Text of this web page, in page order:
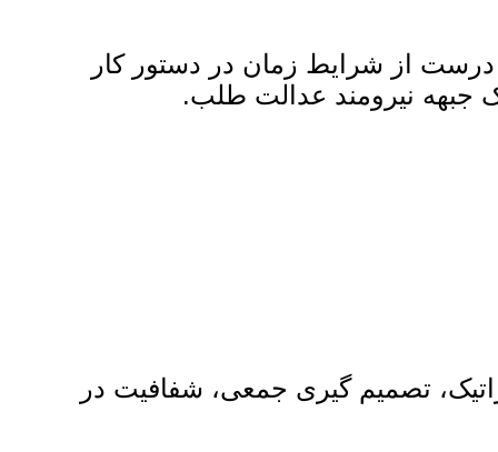
درست از شرایط زمان در دستور کار
جبهه نیرومند عدالت ‌طلب.
تصمیم ‌گیری جمعی، شفافیت در